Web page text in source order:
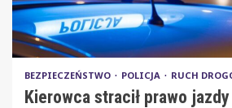
BEZPIECZEŃSTWO POLICJA RUCH
Kierowca stracił prawo